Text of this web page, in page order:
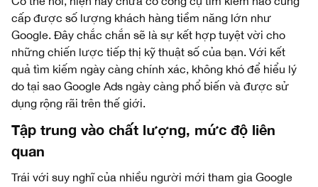
cấp được số lượng khách hàng tiềm năng lớn như
Google. Đây chắc chắn sẽ là sự kết hợp tuyệt vời cho
những chiến lược tiếp thị kỹ thuật số của bạn. Với kết
quả tìm kiếm ngày càng chính xác, không khó để hiểu lý
do tại sao Google Ads ngày càng phổ biến và được sử
dụng rộng rãi trên thế giới.
Tập trung vào chất lượng, mức độ liên
quan
Trái với suy nghĩ của nhiều người mới tham gia Google